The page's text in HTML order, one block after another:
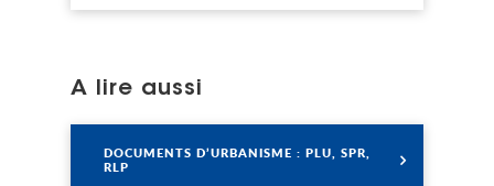
A lire aussi
DOCUMENTS D’URBANISME : PLU, SPR,
RLP